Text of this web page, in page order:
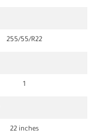
255/55/R22
1
22 inches